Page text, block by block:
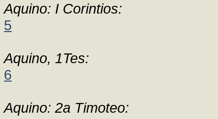
Aquino: I Corintios:
5
Aquino, 1Tes:
6
Aquino: 2a Timoteo: